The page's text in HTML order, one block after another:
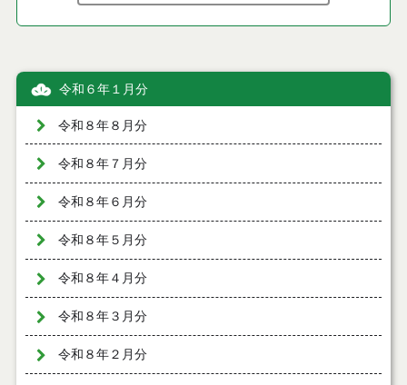
令和６年１月分
令和８年８月分
令和８年７月分
令和８年６月分
令和８年５月分
令和８年４月分
令和８年３月分
令和８年２月分